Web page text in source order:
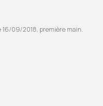
16/09/2018, première main.